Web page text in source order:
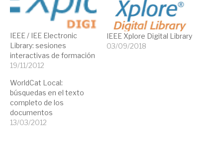
IEEE / IEE Electronic
Library: sesiones
interactivas de formación
19/11/2012
IEEE Xplore Digital Library
03/09/2018
WorldCat Local:
búsquedas en el texto
completo de los
documentos
13/03/2012